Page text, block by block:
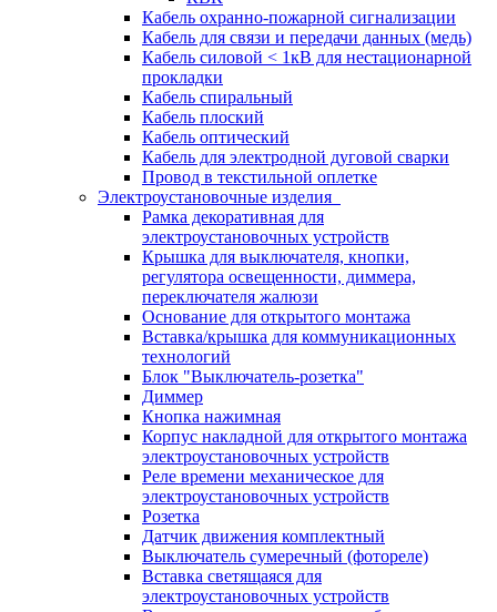
Кабель охранно-пожарной сигнализации
Кабель для связи и передачи данных (медь)
Кабель силовой < 1кВ для нестационарной
прокладки
Кабель спиральный
Кабель плоский
Кабель оптический
Кабель для электродной дуговой сварки
Провод в текстильной оплетке
Электроустановочные изделия
Рамка декоративная для
электроустановочных устройств
Крышка для выключателя, кнопки,
регулятора освещенности, диммера,
переключателя жалюзи
Основание для открытого монтажа
Вставка/крышка для коммуникационных
технологий
Блок "Выключатель-розетка"
Диммер
Кнопка нажимная
Корпус накладной для открытого монтажа
электроустановочных устройств
Реле времени механическое для
электроустановочных устройств
Розетка
Датчик движения комплектный
Выключатель сумеречный (фотореле)
Вставка светящаяся для
электроустановочных устройств